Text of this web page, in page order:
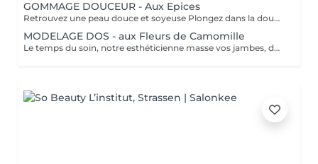
GOMMAGE DOUCEUR - Aux Epices
Retrouvez une peau douce et soyeuse Plongez dans la douceur tropicale dIndonésie à travers les notes épicées des huiles essentielles de Girofle et de Muscade. Ce gommage aux effluves chauds et naturels vous transporte tout en exfoliant délicatement votre peau : elle est douce, lumineuse et satinée.
MODELAGE DOS - aux Fleurs de Camomille
Le temps du soin, notre esthéticienne masse vos jambes, des orteils à la taille dans un mouvement tonique qui active la microcirculation et leurs procure un confort sans précédent. Bénéfices : Vos jambes retrouvent fraicheur et légèreté.